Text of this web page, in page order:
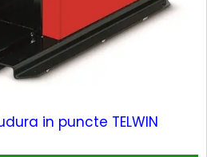
in puncte TELWIN